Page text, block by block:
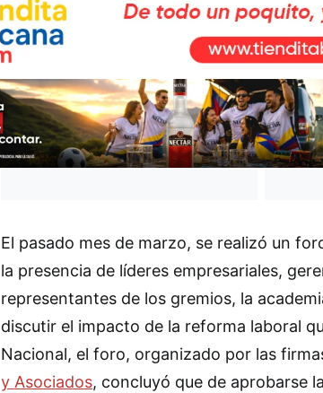
El pasado mes de marzo, se realizó un
la presencia de líderes empresariales,
representantes de los gremios, la
discutir el impacto de la reforma laboral
Nacional, el foro, organizado por las
y Asociados, concluyó que de aprobarse